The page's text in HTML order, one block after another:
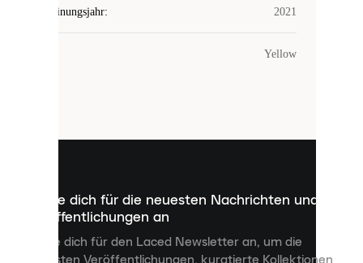
Erscheinungsjahr: 2021
Yellow
Melde dich für die neuesten Nachrichten und
Veröffentlichungen an
Melde dich für den Laced Newsletter an, um die
neuesten Veröffentlichungen, kuratierte Kollektionen
COOKIES
kleine
dienen,
Inhalte